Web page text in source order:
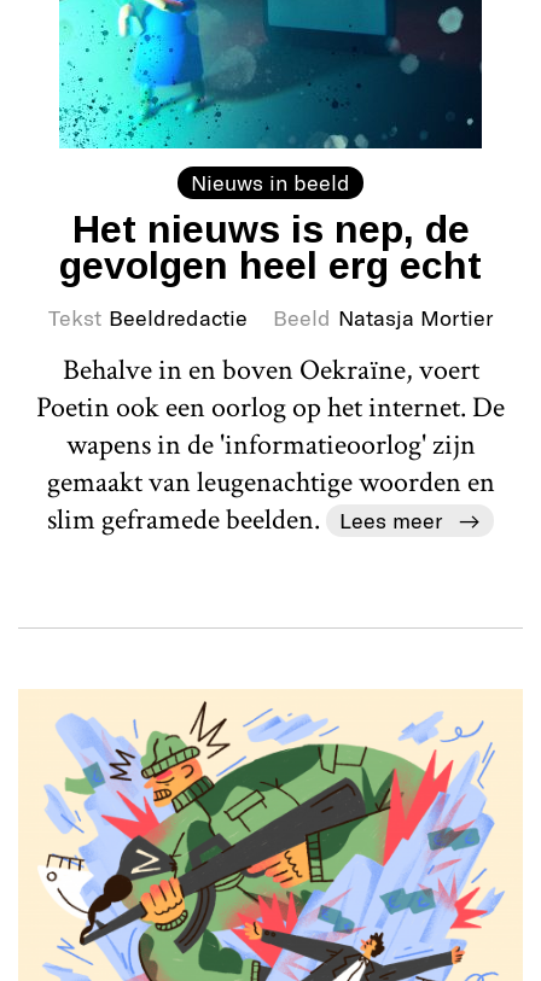
Nieuws in beeld
Het nieuws is nep, de
gevolgen heel erg echt
Tekst Beeldredactie Beeld Natasja Mortier
Behalve in en boven Oekraïne, voert
Poetin ook een oorlog op het internet. De
wapens in de 'informatieoorlog' zijn
gemaakt van leugenachtige woorden en
slim geframede beelden.
Lees meer